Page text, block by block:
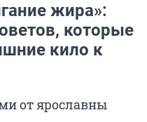
жира»:
которые
кило к
от ярославны